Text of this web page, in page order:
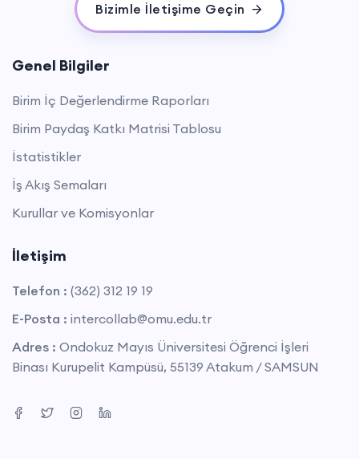
Bizimle İletişime Geçin
Genel Bilgiler
Birim İç Değerlendirme Raporları
Birim Paydaş Katkı Matrisi Tablosu
İstatistikler
İş Akış Semaları
Kurullar ve Komisyonlar
İletişim
Telefon : (362) 312 19 19
E-Posta : intercollab@omu.edu.tr
Adres : Ondokuz Mayıs Üniversitesi Öğrenci İşleri
Binası Kurupelit Kampüsü, 55139 Atakum / SAMSUN